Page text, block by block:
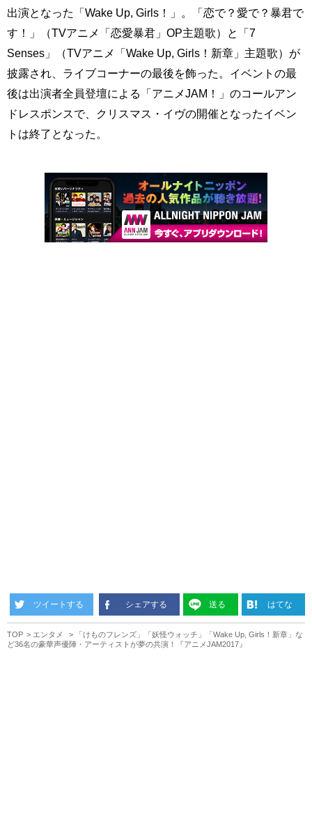
出演となった「Wake Up, Girls！」。「恋で？愛で？暴君で
す！」（TVアニメ「恋愛暴君」OP主題歌）と「7
Senses」（TVアニメ「Wake Up, Girls！新章」主題歌）が
披露され、ライブコーナーの最後を飾った。イベントの最
後は出演者全員登壇による「アニメJAM！」のコールアン
ドレスポンスで、クリスマス・イヴの開催となったイベン
トは終了となった。
ツイートする シェアする 送る はてな
TOP エンタメ
「けものフレンズ」「妖怪ウォッチ」「Wake Up, Girls！新章」な
ど36名の豪華声優陣・アーティストが夢の共演！『アニメJAM2017』